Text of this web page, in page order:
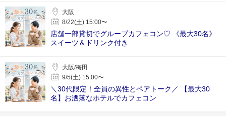
大阪
8/22(土) 15:00〜
店舗一部貸切でグループカフェコン♡ 《最大30名》
スイーツ＆ドリンク付き
大阪/梅田
9/5(土) 15:00〜
＼30代限定！全員の異性とペアトーク／ 【最大30
名】お洒落なホテルでカフェコン